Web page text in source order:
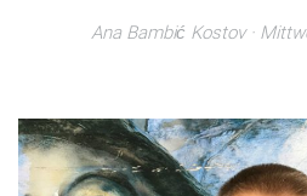
Ana Bambić Kostov·